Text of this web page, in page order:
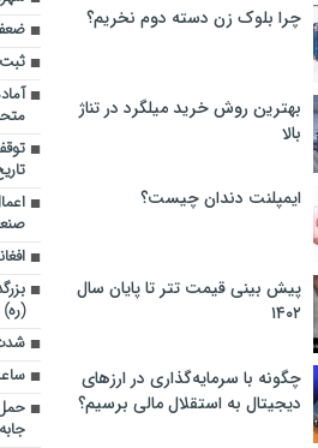
چرا بلوک زن دسته دوم نخریم؟
بهترین روش خرید میلگرد در تناژ
بالا
ایمپلنت دندان چیست؟
پیش بینی قیمت تتر تا پایان سال
۱۴۰۲
چگونه با سرمایه‌گذاری در ارزهای
دیجیتال به استقلال مالی برسیم؟
تاریخ